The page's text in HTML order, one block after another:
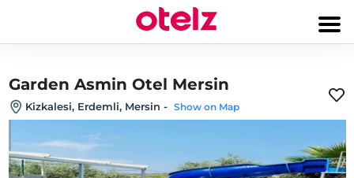
Garden Asmin Otel Mersin
Kizkalesi, Erdemli, Mersin - Show on Map